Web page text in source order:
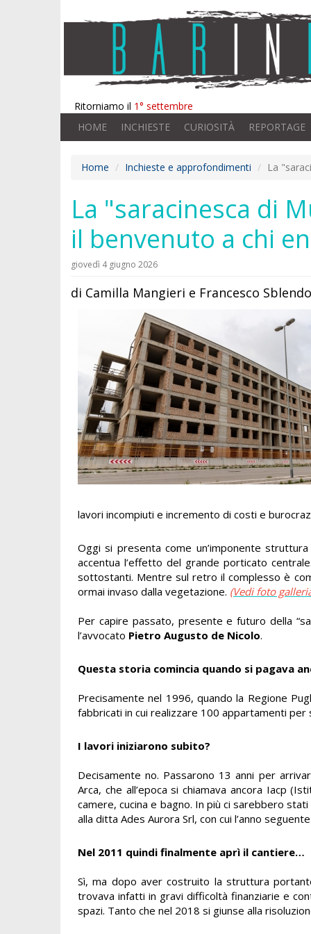
Ritorniamo il 1° settembre
HOME
INCHIESTE CURIOSITÀ REPORTAGE
Home Inchieste e approfondimenti La
La "saracinesca di
il benvenuto a chi
giovedì 4 giugno 2026
di Camilla Mangieri e Francesco
lavori incompiuti e incremento di costi e
Oggi si presenta come un’imponente
accentua l’effetto del grande porticato
sottostanti. Mentre sul retro il complesso è
ormai invaso dalla vegetazione. (Vedi foto
Per capire passato, presente e futuro della
l’avvocato Pietro Augusto de Nicolo.
Questa storia comincia quando si pagava
Precisamente nel 1996, quando la Regione
fabbricati in cui realizzare 100 appartamenti per
I lavori iniziarono subito?
Decisamente no. Passarono 13 anni per
Arca, che all’epoca si chiamava ancora Iacp
camere, cucina e bagno. In più ci sarebbero
alla ditta Ades Aurora Srl, con cui l’anno
Nel 2011 quindi finalmente aprì il cantiere…
Sì, ma dopo aver costruito la struttura
trovava infatti in gravi difficoltà finanziarie e
spazi. Tanto che nel 2018 si giunse alla